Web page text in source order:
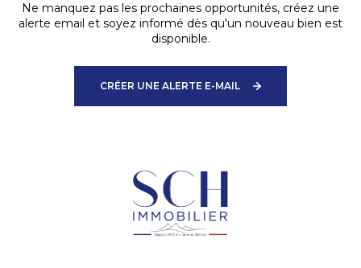
Ne manquez pas les prochaines opportunités, créez une
alerte email et soyez informé dès qu'un nouveau bien est
disponible.
CRÉER UNE ALERTE E-MAIL